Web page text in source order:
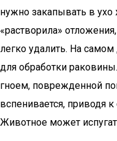
нужно закапывать в
«растворила»
легко удалить. На
для обработки
гноем, поврежденной
вспенивается, приводя
Животное может